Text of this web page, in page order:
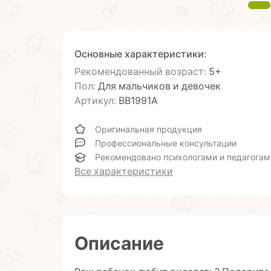
Основные характеристики:
Рекомендованный возраст: 5+
Пол: Для мальчиков и девочек
Артикул: ВВ1991А
Оригинальная продукция
Профессиональные консультации
Рекомендовано психологами и
Все характеристики
Описание